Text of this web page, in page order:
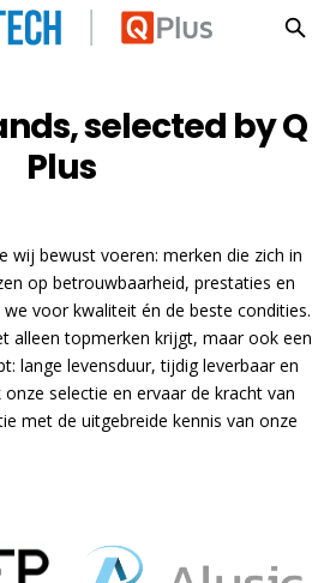
selected by Q Plus
selected by Q
Plus
wij bewust voeren: merken die zich in
op betrouwbaarheid, prestaties en
we voor kwaliteit én de beste condities.
alleen topmerken krijgt, maar ook een
lange levensduur, tijdig leverbaar en
selectie en ervaar de kracht van
met de uitgebreide kennis van onze